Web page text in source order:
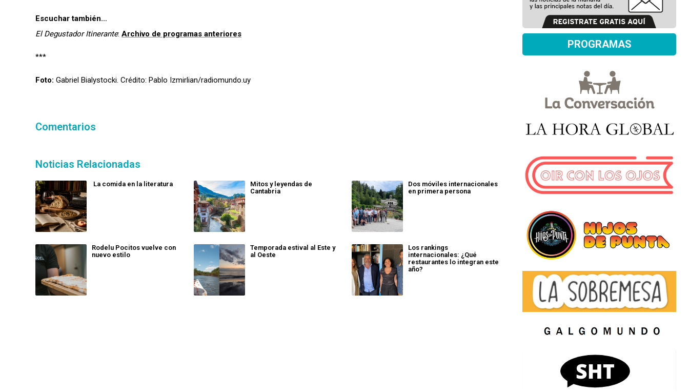
Escuchar también…
El Degustador Itinerante: Archivo de programas anteriores
***
Foto: Gabriel Bialystocki. Crédito: Pablo Izmirlian/radiomundo.uy
Comentarios
Noticias Relacionadas
La comida en la literatura
Mitos y leyendas de
Cantabria
Dos móviles internacionales
en primera persona
Rodelu Pocitos vuelve con
nuevo estilo
Temporada estival al Este y
al Oeste
Los rankings
internacionales: ¿Qué
restaurantes lo integran este
año?
PROGRAMAS